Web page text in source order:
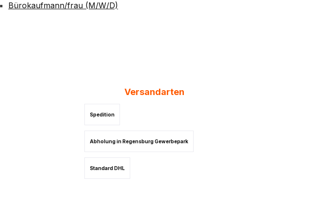
Bürokaufmann/frau (M/W/D)
Versandarten
Standard DHL
Spedition
Abholung in Regensburg Gewerbepark